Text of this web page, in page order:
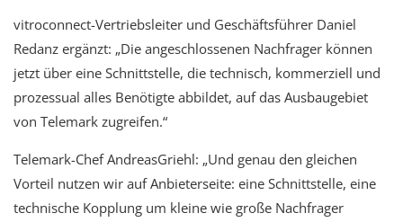
vitroconnect-Vertriebsleiter und Geschäftsführer Daniel
Redanz ergänzt: „Die angeschlossenen Nachfrager können
jetzt über eine Schnittstelle, die technisch, kommerziell und
prozessual alles Benötigte abbildet, auf das Ausbaugebiet
von Telemark zugreifen.“
Telemark-Chef AndreasGriehl: „Und genau den gleichen
Vorteil nutzen wir auf Anbieterseite: eine Schnittstelle, eine
technische Kopplung um kleine wie große Nachfrager